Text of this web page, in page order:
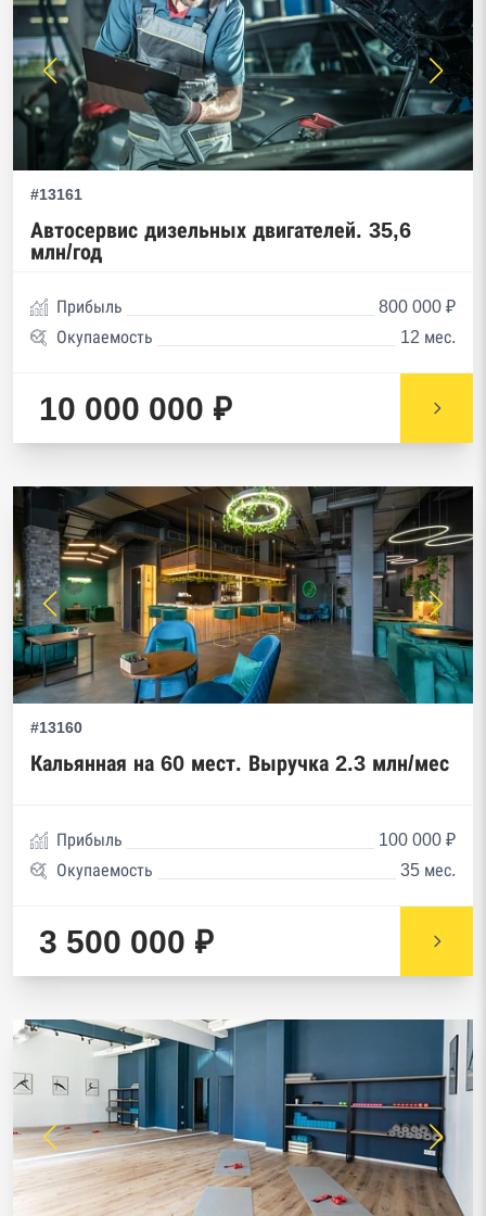
#13161
Автосервис дизельных двигателей. 35,6
млн/год
Прибыль
800 000 ₽
Окупаемость
12 мес.
10 000 000 ₽
#13160
Кальянная на 60 мест. Выручка 2.3 млн/мес
Прибыль
100 000 ₽
Окупаемость
35 мес.
3 500 000 ₽